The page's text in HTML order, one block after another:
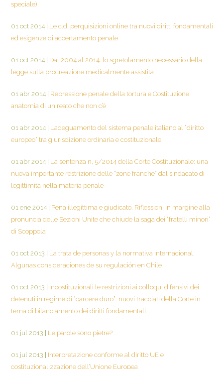
speciale)
01 oct 2014
Le c.d. perquisizioni online tra nuovi diritti fondamentali
ed esigenze di accertamento penale
01 oct 2014
Dal 2004 al 2014: lo sgretolamento necessario della
legge sulla procreazione medicalmente assistita
01 abr 2014
Repressione penale della tortura e Costituzione:
anatomia di un reato che non c’è
01 abr 2014
L’adeguamento del sistema penale italiano al “diritto
europeo” tra giurisdizione ordinaria e costituzionale
01 abr 2014
La sentenza n. 5/2014 della Corte Costituzionale: una
nuova importante restrizione delle “zone franche” dal sindacato di
legittimità nella materia penale
01 ene 2014
Pena illegittima e giudicato. Riflessioni in margine alla
pronuncia delle Sezioni Unite che chiude la saga dei “fratelli minori”
di Scoppola
01 oct 2013
La trata de personas y la normativa internacional.
Algunas consideraciones de su regulación en Chile
01 oct 2013
Incostituzionali le restrizioni ai colloqui difensivi dei
detenuti in regime di “carcere duro”: nuovi tracciati della Corte in
tema di bilanciamento dei diritti fondamentali
01 jul 2013 Le parole sono pietre?
01 jul 2013
Interpretazione conforme al diritto UE e
costituzionalizzazione dell’Unione Europea